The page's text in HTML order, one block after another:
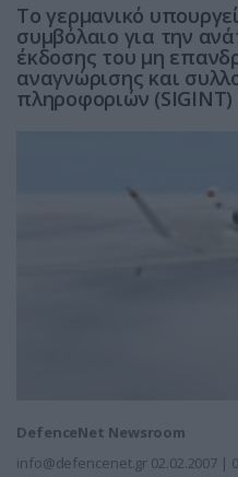
Το γερμανικό
συμβόλαιο για την
έκδοσης του μη
αναγνώρισης και
πληροφοριών (SIGINT)
DefenceNet Newsroom
info@defencenet.gr 02.02.2007 |